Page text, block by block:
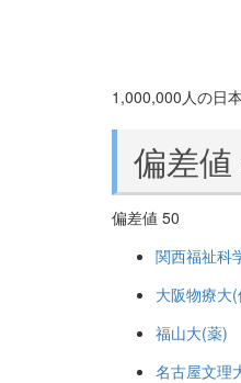
1,000,000人の日
偏差
偏差値 50
関西福祉科
大阪物療大
福山大(薬)
名古屋文理